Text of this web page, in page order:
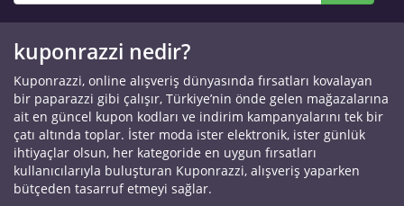
kuponrazzi nedir?
Kuponrazzi, online alışveriş dünyasında fırsatları kovalayan
bir paparazzi gibi çalışır, Türkiye’nin önde gelen mağazalarına
ait en güncel kupon kodları ve indirim kampanyalarını tek bir
çatı altında toplar. İster moda ister elektronik, ister günlük
ihtiyaçlar olsun, her kategoride en uygun fırsatları
kullanıcılarıyla buluşturan Kuponrazzi, alışveriş yaparken
bütçeden tasarruf etmeyi sağlar.